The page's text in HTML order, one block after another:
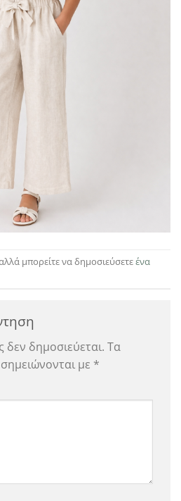
αλλά μπορείτε να δημοσιεύσετεένα
δημοσιεύεται. Τα
με *